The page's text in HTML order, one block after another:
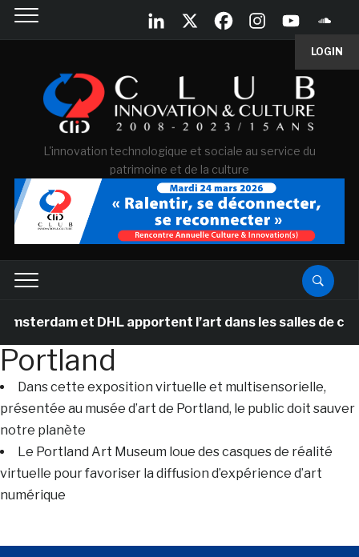
LOGIN
L'innovation technologique et sociale au service du
patrimoine et de la culture
et DHL apportent l’art dans les salles de
Portland
Dans cette exposition virtuelle et multisensorielle,
présentée au musée d’art de Portland, le public doit sauver
notre planète
Le Portland Art Museum loue des casques de réalité
virtuelle pour favoriser la diffusion d’expérience d’art
numérique